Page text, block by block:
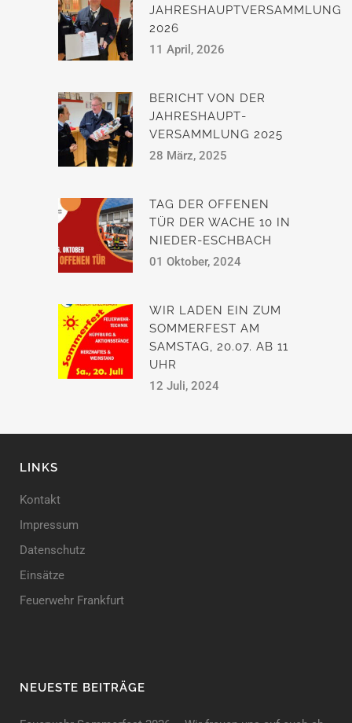
JAHRESHAUPTVERSAMMLUNG
2026
11 April, 2026
BERICHT VON DER
JAHRESHAUPT­
VERSAMMLUNG 2025
28 März, 2025
TAG DER OFFENEN
TÜR DER WACHE 10 IN
NIEDER-ESCHBACH
01 Oktober, 2024
WIR LADEN EIN ZUM
SOMMERFEST AM
SAMSTAG, 20.07. AB 11
UHR
12 Juli, 2024
LINKS
Kontakt
Impressum
Datenschutz
Einsätze
Feuerwehr Frankfurt
NEUESTE BEITRÄGE